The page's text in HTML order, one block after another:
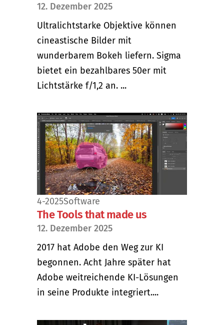
12. Dezember 2025
Ultralichtstarke Objektive können
cineastische Bilder mit
wunderbarem Bokeh liefern. Sigma
bietet ein bezahlbares 50er mit
Lichtstärke f/1,2 an. ...
4-2025Software
The Tools that made us
12. Dezember 2025
2017 hat Adobe den Weg zur KI
begonnen. Acht Jahre später hat
Adobe weitreichende KI-Lösungen
in seine Produkte integriert....